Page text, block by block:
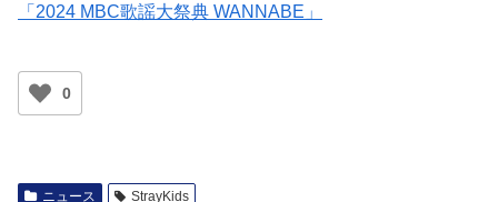
「2024 MBC歌謡大祭典 WANNABE」
0
ニュース StrayKids